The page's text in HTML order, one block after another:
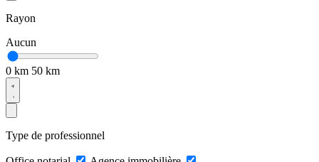
Rayon
Aucun
0 km 50 km
Type de professionnel